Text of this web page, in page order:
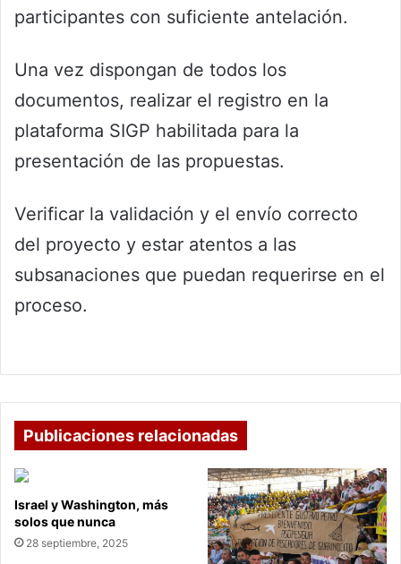
participantes con suficiente antelación.
Una vez dispongan de todos los
documentos, realizar el registro en la
plataforma SIGP habilitada para la
presentación de las propuestas.
Verificar la validación y el envío correcto
del proyecto y estar atentos a las
subsanaciones que puedan requerirse en el
proceso.
Publicaciones relacionadas
Israel y Washington, más
solos que nunca
28 septiembre, 2025